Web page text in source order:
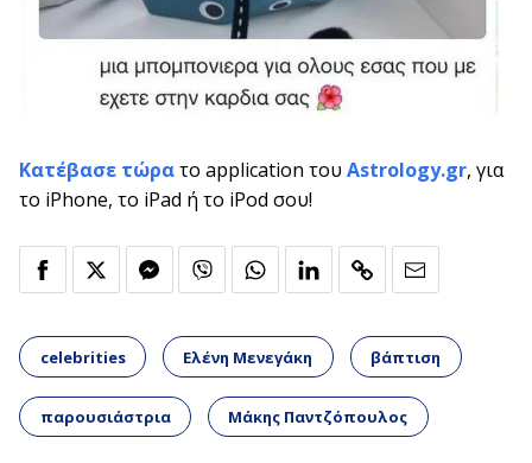
Κατέβασε τώρατο application του Astrology.gr, για
το iPhone, το iPad ή το iPod σου!
celebrities Ελένη Μενεγάκη βάπτιση
παρουσιάστρια Μάκης Παντζόπουλος